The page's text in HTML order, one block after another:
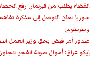
القضاء يطلب من البرلمان رفع
سوريا تعلن التوصل إلى مذكرة
وطرطوس
صدور أمر قبض بحق وزير العمل
إيكو عراق: أموال صولة الفجر